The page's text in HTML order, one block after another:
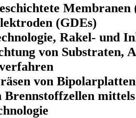
Membranen
(GDEs)
Rakel- und
von Substraten,
von Bipolarplatten
Brennstoffzellen